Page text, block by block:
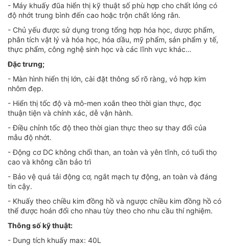
- Máy khuấy đũa hiển thị kỹ thuật số phù hợp cho chất lỏng có
độ nhớt trung bình đến cao hoặc trộn chất lỏng rắn.
- Chủ yếu được sử dụng trong tổng hợp hóa học, dược phẩm,
phân tích vật lý và hóa học, hóa dầu, mỹ phẩm, sản phẩm y tế,
thực phẩm, công nghệ sinh học và các lĩnh vực khác…
Đặc trưng;
- Màn hình hiển thị lớn, cài đặt thông số rõ ràng, vỏ hợp kim
nhôm đẹp.
- Hiển thị tốc độ và mô-men xoắn theo thời gian thực, đọc
thuận tiện và chính xác, dễ vận hành.
- Điều chỉnh tốc độ theo thời gian thực theo sự thay đổi của
mẫu độ nhớt.
- Động cơ DC không chổi than, an toàn và yên tĩnh, có tuổi thọ
cao và không cần bảo trì
- Bảo vệ quá tải động cơ, ngắt mạch tự động, an toàn và đáng
tin cậy.
- Khuấy theo chiều kim đồng hồ và ngược chiều kim đồng hồ có
thể được hoán đổi cho nhau tùy theo cho nhu cầu thí nghiệm.
Thông số kỹ thuật:
- Dung tích khuấy max: 40L